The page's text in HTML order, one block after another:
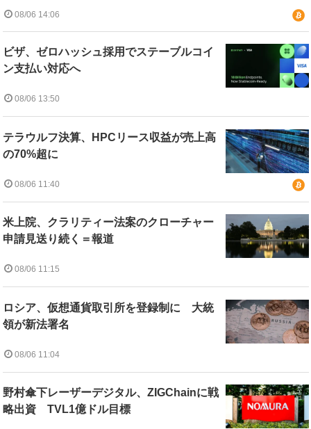
08/06 14:06
ビザ、ゼロハッシュ採用でステーブルコイ
ン支払い対応へ
08/06 13:50
テラウルフ決算、HPCリース収益が売上高
の70%超に
08/06 11:40
米上院、クラリティー法案のクローチャー
申請見送り続く＝報道
08/06 11:15
ロシア、仮想通貨取引所を登録制に 大統
領が新法署名
08/06 11:04
野村傘下レーザーデジタル、ZIGChainに戦
略出資 TVL1億ドル目標